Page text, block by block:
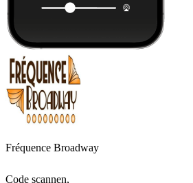
Fréquence Broadway
Code scannen,